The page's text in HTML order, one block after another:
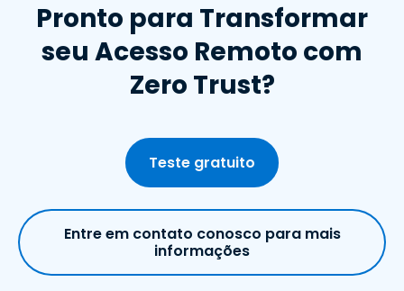
Pronto para Transformar
seu Acesso Remoto com
Zero Trust?
Teste gratuito
Entre em contato conosco para mais
informações